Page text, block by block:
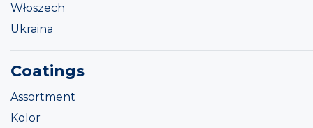
Włoszech
Ukraina
Coatings
Assortment
Kolor